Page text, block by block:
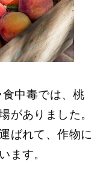
中毒では、桃
がありました。
ばれて、作物に
ます。